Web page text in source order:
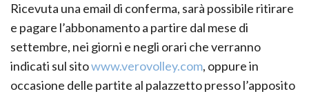
Ricevuta una email di conferma, sarà possibile ritirare
e pagare l’abbonamento a partire dal mese di
settembre, nei giorni e negli orari che verranno
indicati sul sitowww.verovolley.com, oppure in
occasione delle partite al palazzetto presso l’apposito